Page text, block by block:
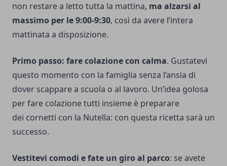
non restare a letto tutta la mattina, ma alzarsi al
massimo per le 9:00-9:30, così da avere l’intera
mattinata a disposizione.
Primo passo: fare colazione con calma. Gustatevi
questo momento con la famiglia senza l’ansia di
dover scappare a scuola o al lavoro. Un’idea golosa
per fare colazione tutti insieme è preparare
dei cornetti con la Nutella: con questa ricetta sarà un
successo.
Vestitevi comodi e fate un giro al parco: se avete